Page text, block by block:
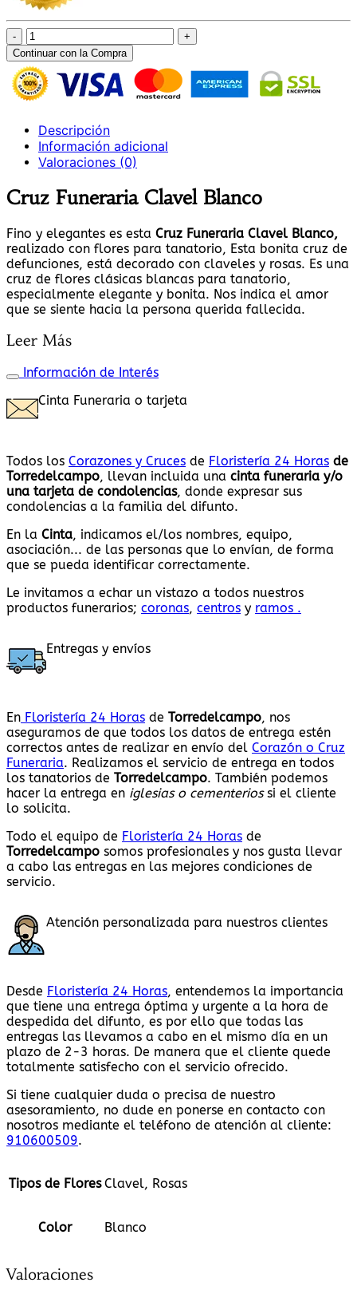
Cruz
Funeraria
Clavel
Blanco
cantidad
Continuar con la Compra
Descripción
Información adicional
Valoraciones (0)
Cruz Funeraria Clavel Blanco
Fino y elegantes es esta Cruz Funeraria Clavel Blanco,
realizado con flores para tanatorio, Esta bonita cruz de
defunciones, está decorado con claveles y rosas. Es una
cruz de flores clásicas blancas para tanatorio,
especialmente elegante y bonita. Nos indica el amor
que se siente hacia la persona querida fallecida.
Leer Más
Información de Interés
Cinta Funeraria o tarjeta
Todos los Corazones y Cruces de Floristería 24 Horas de
Torredelcampo, llevan incluida una cinta funeraria y/o
una tarjeta de condolencias, donde expresar sus
condolencias a la familia del difunto.
En la Cinta, indicamos el/los nombres, equipo,
asociación... de las personas que lo envían, de forma
que se pueda identificar correctamente.
Le invitamos a echar un vistazo a todos nuestros
productos funerarios; coronas, centros y ramos .
Entregas y envíos
En Floristería 24 Horas de Torredelcampo, nos
aseguramos de que todos los datos de entrega estén
correctos antes de realizar en envío del Corazón o Cruz
Funeraria. Realizamos el servicio de entrega en todos
los tanatorios de Torredelcampo. También podemos
hacer la entrega en iglesias o cementeriossi el cliente
lo solicita.
Todo el equipo de Floristería 24 Horas de
Torredelcampo somos profesionales y nos gusta llevar
a cabo las entregas en las mejores condiciones de
servicio.
Atención personalizada para nuestros clientes
Desde Floristería 24 Horas, entendemos la importancia
que tiene una entrega óptima y urgente a la hora de
despedida del difunto, es por ello que todas las
entregas las llevamos a cabo en el mismo día en un
plazo de 2-3 horas. De manera que el cliente quede
totalmente satisfecho con el servicio ofrecido.
Si tiene cualquier duda o precisa de nuestro
asesoramiento, no dude en ponerse en contacto con
nosotros mediante el teléfono de atención al cliente:
910600509.
Tipos de Flores Clavel, Rosas
Color Blanco
Valoraciones